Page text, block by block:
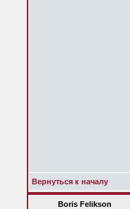
Вернуться к началу
Boris Felikson